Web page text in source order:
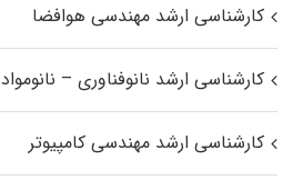
کارشناسی ارشد مهندسی هوافضا
کارشناسی ارشد نانوفناوری – نانومواد
کارشناسی ارشد مهندسی کامپیوتر